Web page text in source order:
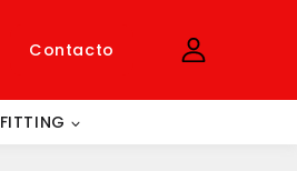
Contacto
FITTING